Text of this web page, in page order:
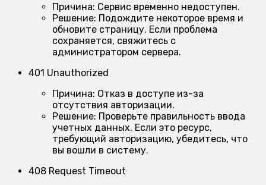
Причина: Сервис временно недоступен.
Решение: Подождите некоторое время и
обновите страницу. Если проблема
сохраняется, свяжитесь с
администратором сервера.
401 Unauthorized
Причина: Отказ в доступе из-за
отсутствия авторизации.
Решение: Проверьте правильность ввода
учетных данных. Если это ресурс,
требующий авторизацию, убедитесь, что
вы вошли в систему.
408 Request Timeout